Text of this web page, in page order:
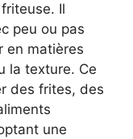
Il
peu ou pas
en matières
la texture. Ce
des frites, des
une